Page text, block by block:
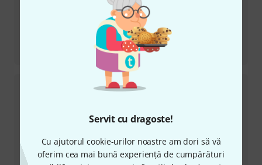
Servit cu dragoste!
Cu ajutorul cookie-urilor noastre am dori să vă
oferim cea mai bună experiență de cumpărături